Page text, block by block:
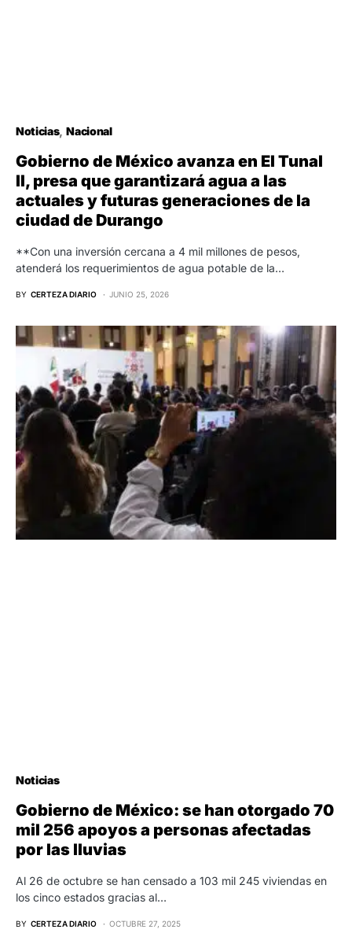
Noticias Nacional
Gobierno de México avanza en El Tunal
II, presa que garantizará agua a las
actuales y futuras generaciones de la
ciudad de Durango
**Con una inversión cercana a 4 mil millones de pesos,
atenderá los requerimientos de agua potable de la…
BY CERTEZA DIARIO JUNIO 25, 2026
Noticias
Gobierno de México: se han otorgado 70
mil 256 apoyos a personas afectadas
por las lluvias
Al 26 de octubre se han censado a 103 mil 245 viviendas en
los cinco estados gracias al…
BY CERTEZA DIARIO OCTUBRE 27, 2025